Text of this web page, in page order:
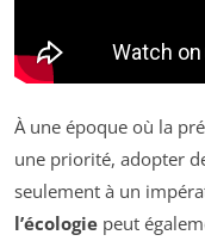
À une époque où la
une priorité, adopter
seulement à un
l’écologie peut